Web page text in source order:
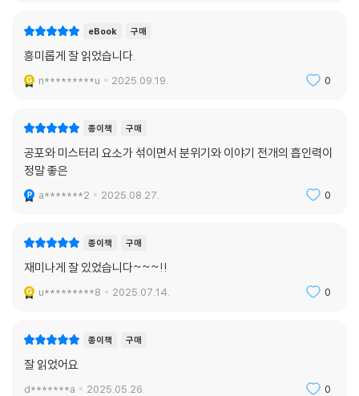
eBook 구매
흥미롭게 잘 읽었습니다.
n*********u 2025.09.19. 0
종이책 구매
공포와 미스터리 요소가 섞이면서 분위기와 이야기 전개의 흡인력이
정말 좋은
a*******2 2025.08.27. 0
종이책 구매
재미나게 잘 있었습니다~~~!!
u*********8 2025.07.14. 0
종이책 구매
잘 읽었어요
d*******a 2025.05.26. 0